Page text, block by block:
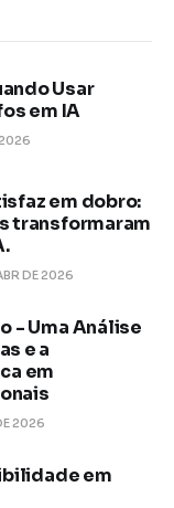
Usar
em IA
2026
em dobro:
transformaram
DE 2026
- Uma Análise
e a
em
2026
em